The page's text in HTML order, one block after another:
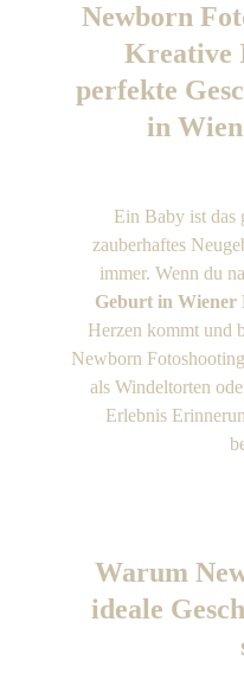
Newborn
Kreative
perfekte
in
Ein Baby ist das
zauberhaftes
immer. Wenn du
Geburt in Wiener
Herzen kommt und
Newborn
als Windeltorten
Erlebnis
Warum
ideale